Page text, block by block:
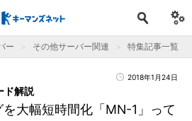
ー その他サーバー関連 特集記事一覧
2018年1月24日
大幅短時間化「MN-1」って
ド解説